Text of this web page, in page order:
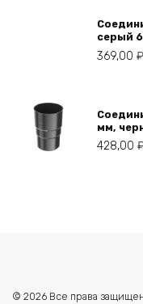
серый
369,00 ₽
мм,
428,00
© 2026 Все права